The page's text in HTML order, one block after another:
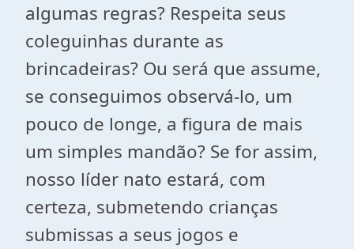
algumas regras? Respeita seus
coleguinhas durante as
brincadeiras? Ou será que assume,
se conseguimos observá-lo, um
pouco de longe, a figura de mais
um simples mandão? Se for assim,
nosso líder nato estará, com
certeza, submetendo crianças
submissas a seus jogos e